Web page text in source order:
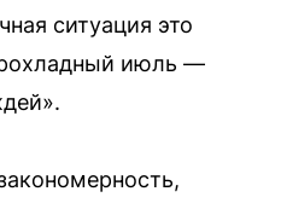
ситуация это
июль —